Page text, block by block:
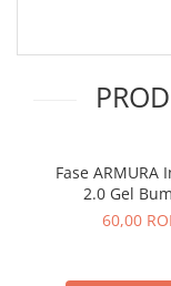
Fase ARMURA
2.0 Gel
60,00